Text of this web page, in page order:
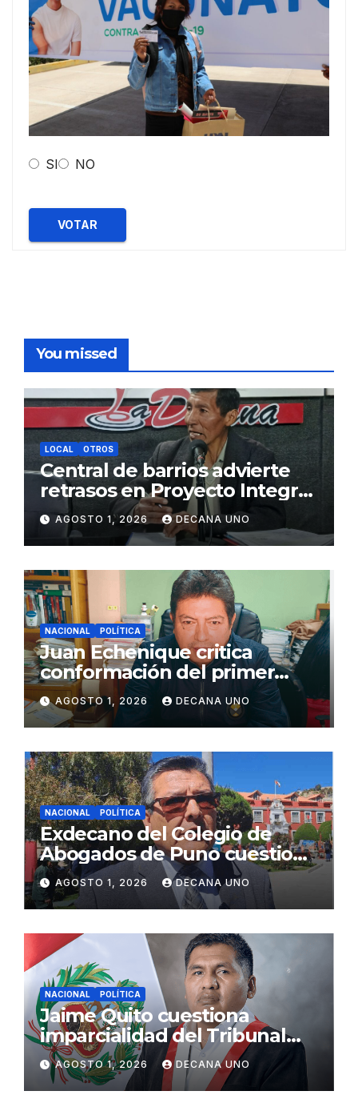
SI NO
VOTAR
You missed
LOCAL OTROS
Central de barrios advierte
retrasos en Proyecto Integral
de Agua y Alcantarillado para
Juliaca
AGOSTO 1, 2026 DECANA UNO
NACIONAL POLÍTICA
Juan Echenique critica
conformación del primer
gabinete ministerial de Keiko
Fujimori
AGOSTO 1, 2026 DECANA UNO
NACIONAL POLÍTICA
Exdecano del Colegio de
Abogados de Puno cuestiona
propuestas sobre seguridad
ciudadana
AGOSTO 1, 2026 DECANA UNO
NACIONAL POLÍTICA
Jaime Quito cuestiona
imparcialidad del Tribunal
Constitucional tras liberación
de Ollanta Humala
AGOSTO 1, 2026 DECANA UNO